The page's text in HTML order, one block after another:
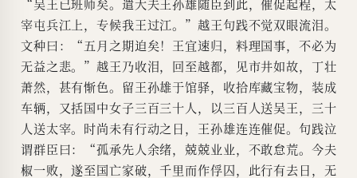
“吴王已班师矣。遣大夫王孙雄随臣到此，催促起程，太
宰屯兵江上，专候我王过江。”越王句践不觉双眼流泪。
文种曰：“五月之期迫矣！王宜速归，料理国事，不必为
无益之悲。”越王乃收泪，回至越都，见市井如故，丁壮
萧然，甚有惭色。留王孙雄于馆驿，收拾库藏宝物，装成
车辆，又括国中女子三百三十人，以三百人送吴王，三十
人送太宰。时尚未有行动之日，王孙雄连连催促。句践泣
谓群臣曰：“孤承先人余绪，兢兢业业，不敢怠荒。今夫
椒一败，遂至国亡家破，千里而作俘囚，此行有去日，无